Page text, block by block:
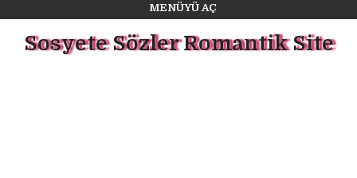
MENÜYÜ AÇ
Sosyete Sözler Romantik Site